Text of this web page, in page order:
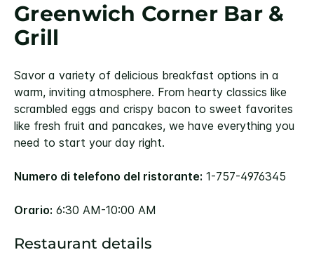
Greenwich Corner Bar &
Grill
Savor a variety of delicious breakfast options in a
warm, inviting atmosphere. From hearty classics like
scrambled eggs and crispy bacon to sweet favorites
like fresh fruit and pancakes, we have everything you
need to start your day right.
Numero di telefono del ristorante: 1-757-4976345
Orario: 6:30 AM-10:00 AM
Restaurant details